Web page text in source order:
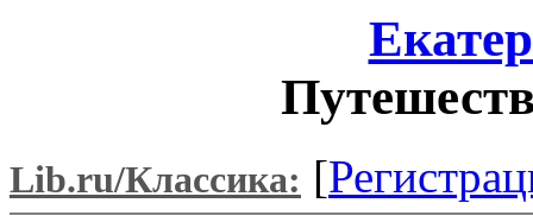
Lib.ru/Классика: [